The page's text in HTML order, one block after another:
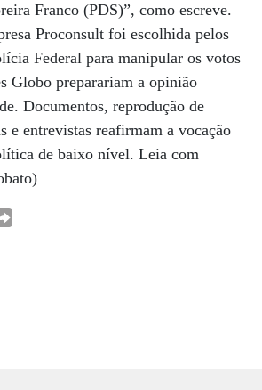
Franco (PDS)”, como escreve.
Proconsult foi escolhida pelos
Federal para manipular os votos
Globo preparariam a opinião
Documentos, reprodução de
e entrevistas reafirmam a vocação
de baixo nível. Leia com